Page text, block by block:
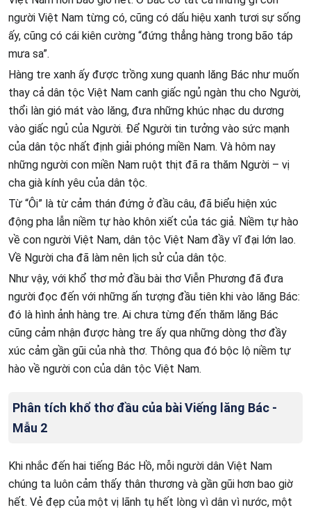
người Việt Nam từng có, cũng có dấu hiệu xanh tươi sự sống
ấy, cũng có cái kiên cường “đứng thẳng hàng trong bão táp
mưa sa”.
Hàng tre xanh ấy được trồng xung quanh lăng Bác như muốn
thay cả dân tộc Việt Nam canh giấc ngủ ngàn thu cho Người,
thổi làn gió mát vào lăng, đưa những khúc nhạc du dương
vào giấc ngủ của Người. Để Người tin tưởng vào sức mạnh
của dân tộc nhất định giải phóng miền Nam. Và hôm nay
những người con miền Nam ruột thịt đã ra thăm Người – vị
cha già kính yêu của dân tộc.
Từ “Ôi” là từ cảm thán đứng ở đầu câu, đã biểu hiện xúc
động pha lẫn niềm tự hào khôn xiết của tác giả. Niềm tự hào
về con người Việt Nam, dân tộc Việt Nam đầy vĩ đại lớn lao.
Về Người cha đã làm nên lịch sử của dân tộc.
Như vậy, với khổ thơ mở đầu bài thơ Viễn Phương đã đưa
người đọc đến với những ấn tượng đầu tiên khi vào lăng Bác:
đó là hình ảnh hàng tre. Ai chưa từng đến thăm lăng Bác
cũng cảm nhận được hàng tre ấy qua những dòng thơ đầy
xúc cảm gần gũi của nhà thơ. Thông qua đó bộc lộ niềm tự
hào về người con của dân tộc Việt Nam.
Phân tích khổ thơ đầu của bài Viếng lăng Bác -
Mẫu 2
Khi nhắc đến hai tiếng Bác Hồ, mỗi người dân Việt Nam
chúng ta luôn cảm thấy thân thương và gần gũi hơn bao giờ
hết. Vẻ đẹp của một vị lãnh tụ hết lòng vì dân vì nước, một